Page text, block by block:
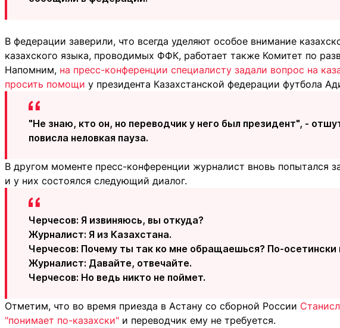
В федерации заверили, что всегда уделяют особое внимание
казахского языка, проводимых ФФК, работает также Комитет по
Напомним, на пресс-конференции специалисту задали вопрос на
просить помощи у президента Казахстанской федерации футбола
"Не знаю, кто он, но переводчик у него был президент", -
повисла неловкая пауза.
В другом моменте пресс-конференции журналист вновь попытался
и у них состоялся следующий диалог.
Черчесов: Я извиняюсь, вы откуда?
Журналист: Я из Казахстана.
Черчесов: Почему ты так ко мне обращаешься? По-осетински
Журналист: Давайте, отвечайте.
Черчесов: Но ведь никто не поймет.
Отметим, что во время приезда в Астану со сборной России
"понимает по-казахски" и переводчик ему не требуется.